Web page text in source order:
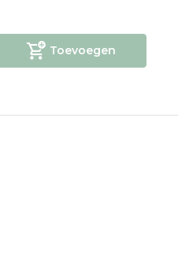
Toevoegen